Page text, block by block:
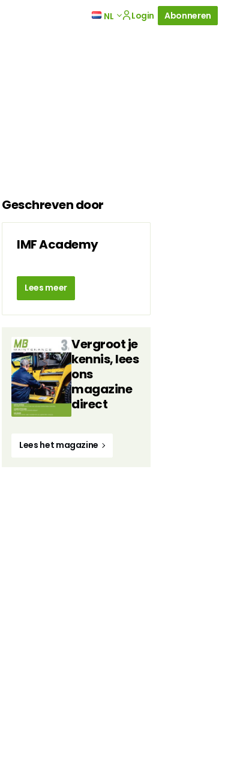
NL Login Abonneren
Geschreven door
IMF Academy
Lees meer
Vergroot je
kennis, lees
ons
magazine
direct
Lees het magazine